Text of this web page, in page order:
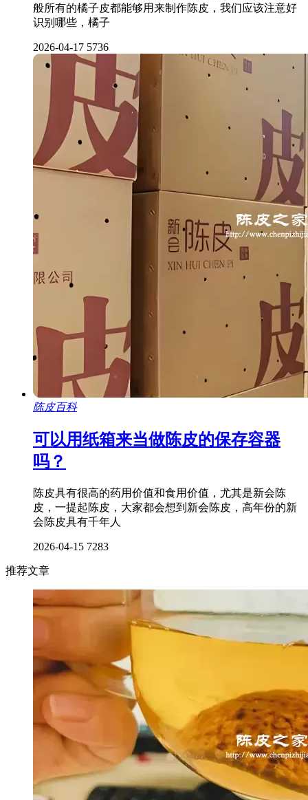
般所有的橘子皮都能够用来制作陈皮，我们应该注意好
识别哪些，橘子
2026-04-17 5736
陈皮百科
可以用纸箱来当做陈皮的保存容器
吗？
陈皮具有很高的药用价值和食用价值，尤其是新会陈
皮，一提起陈皮，大家都会想到新会陈皮，高年份的新
会陈皮具有千年人
2026-04-15 7283
推荐文章